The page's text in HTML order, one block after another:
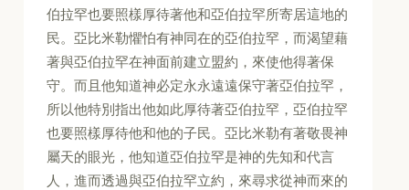
伯拉罕也要照樣厚待著他和亞伯拉罕所寄居這地的
民。亞比米勒懼怕有神同在的亞伯拉罕，而渴望藉
著與亞伯拉罕在神面前建立盟約，來使他得著保
守。而且他知道神必定永永遠遠保守著亞伯拉罕，
所以他特別指出他如此厚待著亞伯拉罕，亞伯拉罕
也要照樣厚待他和他的子民。亞比米勒有著敬畏神
屬天的眼光，他知道亞伯拉罕是神的先知和代言
人，進而透過與亞伯拉罕立約，來尋求從神而來的